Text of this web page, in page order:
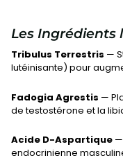
Les Ingrédients
Tribulus Terrestris —
lutéinisante) pour
Fadogia Agrestis —
de testostérone et la
Acide D-Aspartique
endocrinienne